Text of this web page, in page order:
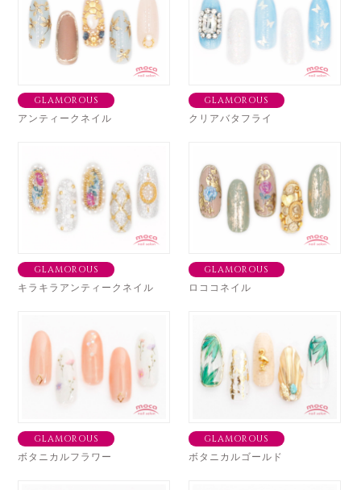
GLAMOROUS
アンティークネイル
GLAMOROUS
クリアバタフライ
GLAMOROUS
キラキラアンティークネイル
GLAMOROUS
ロココネイル
GLAMOROUS
ボタニカルフラワー
GLAMOROUS
ボタニカルゴールド